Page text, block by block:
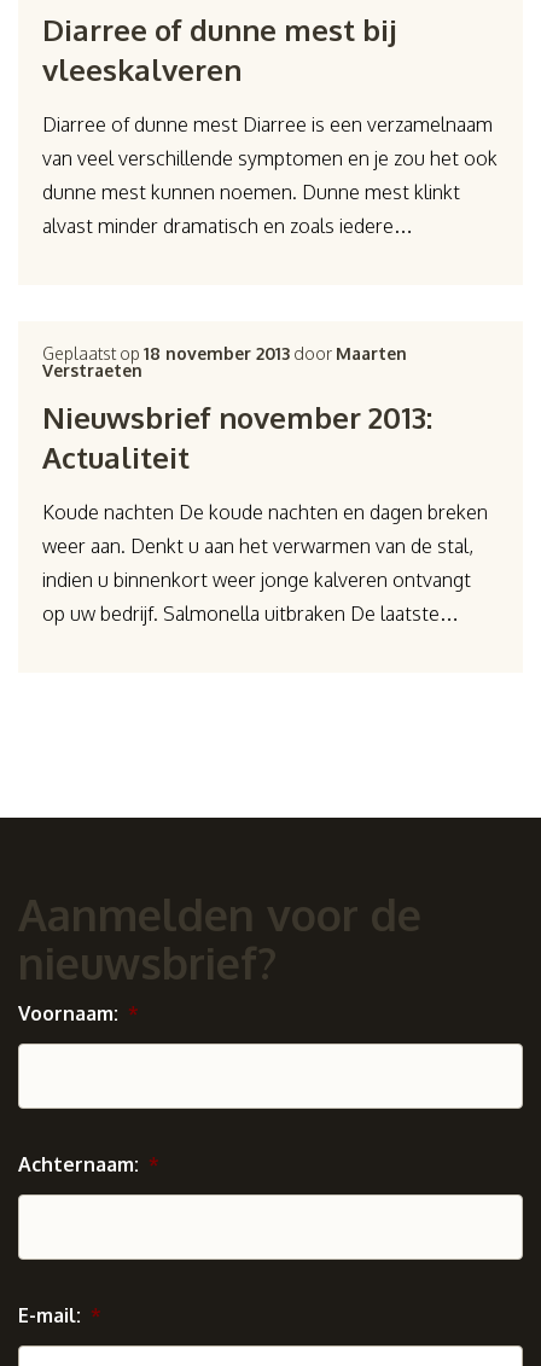
Diarree of dunne mest bij
vleeskalveren
Diarree of dunne mest Diarree is een verzamelnaam
van veel verschillende symptomen en je zou het ook
dunne mest kunnen noemen. Dunne mest klinkt
alvast minder dramatisch en zoals iedere…
Geplaatst op18 november 2013 door Maarten
Verstraeten
Nieuwsbrief november 2013:
Actualiteit
Koude nachten De koude nachten en dagen breken
weer aan. Denkt u aan het verwarmen van de stal,
indien u binnenkort weer jonge kalveren ontvangt
op uw bedrijf. Salmonella uitbraken De laatste…
Aanmelden voor de
nieuwsbrief?
Voornaam: *
Achternaam: *
E-mail: *